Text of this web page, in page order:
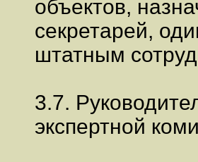
объектов,
секретарей,
штатным
3.7.
экспертной